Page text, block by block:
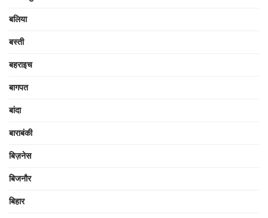
बलिया
बस्ती
बहराइच
बागपत
बांदा
बाराबंकी
बिज़नेस
बिजनौर
बिहार